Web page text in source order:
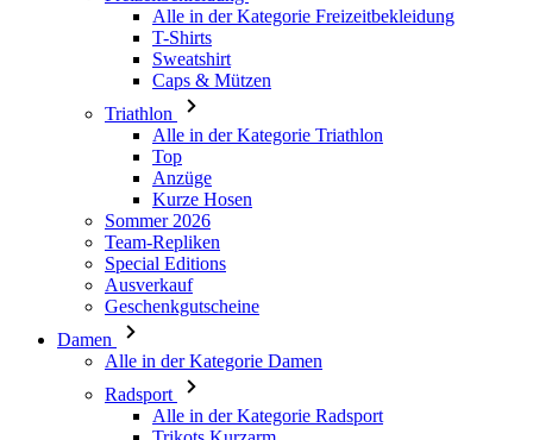
Triathlon
Alle in der Kategorie Triathlon
Top
Anzüge
Kurze Hosen
Sommer 2026
Team-Repliken
Special Editions
Ausverkauf
Geschenkgutscheine
Damen
Alle in der Kategorie Damen
Radsport
Alle in der Kategorie Radsport
Trikots Langarm
Westen
Jacken
Kurze Hosen